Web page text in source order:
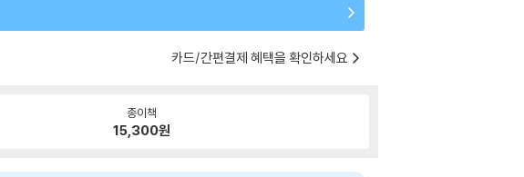
카드/간편결제 혜택을 확인하세요
종이책
15,300원